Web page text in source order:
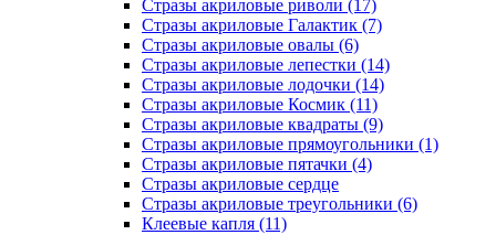
Стразы акриловые риволи (17)
Стразы акриловые Галактик (7)
Стразы акриловые овалы (6)
Стразы акриловые лепестки (14)
Стразы акриловые лодочки (14)
Стразы акриловые Космик (11)
Стразы акриловые квадраты (9)
Стразы акриловые прямоугольники (1)
Стразы акриловые пятачки (4)
Стразы акриловые сердце
Стразы акриловые треугольники (6)
Клеевые капля (11)